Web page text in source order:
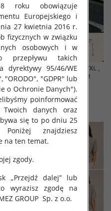
Bluzki damskie Roz S/M-L/XL ,
Mix Kolor Paczka 10 szt
42.00 zł
szczegóły
roku obowiązuje
Europejskiego i
27 kwietnia 2016 r.
fizycznych w związku
osobowych i w
przepływu takich
dyrektywy 95/46/WE
"ORODO", "GDPR" lub
o Ochronie Danych").
poinformować
danych oraz
się to po dniu 25
znajdziesz
na ten temat.
zgody.
„Przejdź dalej” lub
wyrazisz zgodę na
GROUP Sp. z o.o.